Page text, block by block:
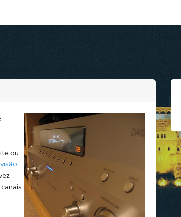
ou